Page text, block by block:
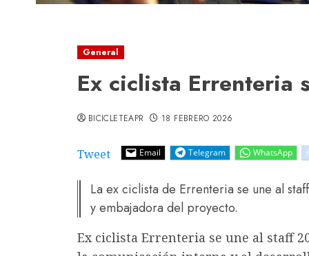
General
Ex ciclista Errenteria
Tweet Email Telegram WhatsApp
BICICLETEAPR 18 FEBRERO 2026
La ex ciclista de Errenteria se une al
y embajadora del proyecto.
Ex ciclista Errenteria se une al staff